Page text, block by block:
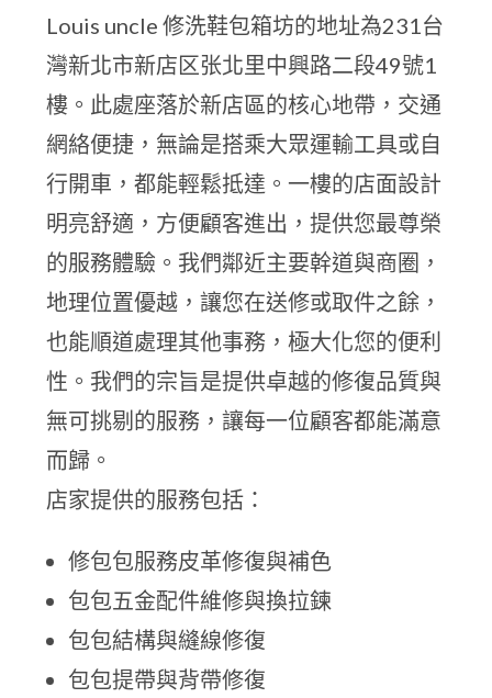
Louis uncle 修洗鞋包箱坊的地址為231台
灣新北市新店区张北里中興路二段49號1
樓。此處座落於新店區的核心地帶，交通
網絡便捷，無論是搭乘大眾運輸工具或自
行開車，都能輕鬆抵達。一樓的店面設計
明亮舒適，方便顧客進出，提供您最尊榮
的服務體驗。我們鄰近主要幹道與商圈，
地理位置優越，讓您在送修或取件之餘，
也能順道處理其他事務，極大化您的便利
性。我們的宗旨是提供卓越的修復品質與
無可挑剔的服務，讓每一位顧客都能滿意
而歸。
店家提供的服務包括：
修包包服務皮革修復與補色
包包五金配件維修與換拉鍊
包包結構與縫線修復
包包提帶與背帶修復